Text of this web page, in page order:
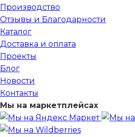
Производство
Отзывы и Благодарности
Каталог
Доставка и оплата
Проекты
Блог
Новости
Контакты
Мы на маркетплейсах